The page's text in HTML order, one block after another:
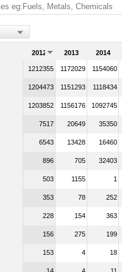
2012 2013 2014
1212355 1172029 1154060
1204473 1151293 1118434
1203852 1156176 1092745
7517 20649 35350
6543 13428 16460
896 705 32403
503 1155 1
353 78 252
228 154 363
156 275 199
153 4 18
14 4 11